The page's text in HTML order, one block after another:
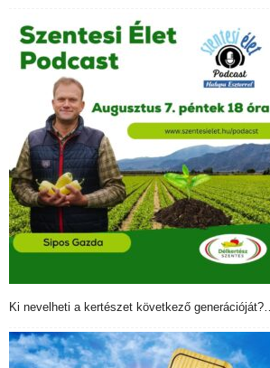
Ki nevelheti a kertészet következő generációját?…